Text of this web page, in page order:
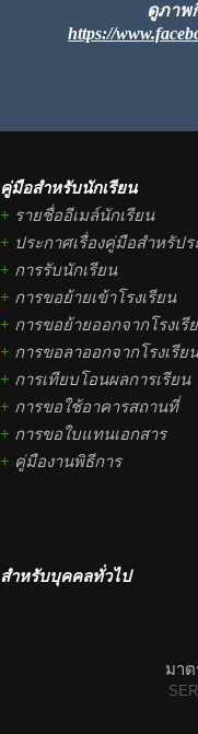
ดูภาพ
https://
คู่มือสำหรับนักเรียน
+ รายชื่ออีเมล์นักเรียน
+ ประกาศเรื่องคู่มือสำหรัป
+ การรับนักเรียน
+ การขอย้ายเข้าโรงเรียน
+ การขอย้ายออกจากโรงเรี
+ การขอลาออกจากโรงเรียน
+ การเทียบโอนผลการเรียน
+ การขอใช้อาคารสถานที่
+ การขอใบแทนเอกสาร
+ คู่มืองานพิธีการ
สำหรับบุคคลทั่วไป
มาต